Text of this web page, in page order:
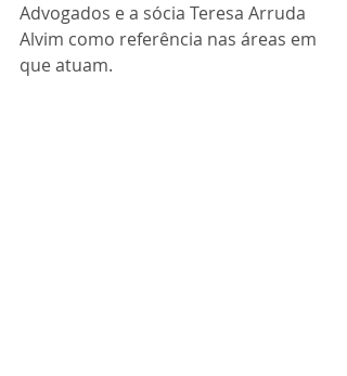
Advogados e a sócia Teresa Arruda
Alvim como referência nas áreas em
que atuam.